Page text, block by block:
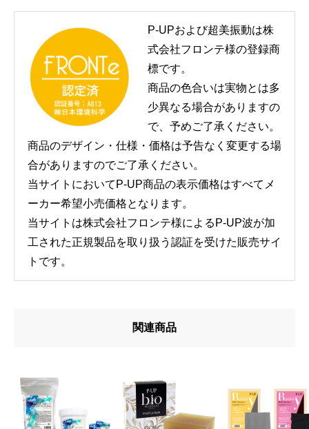
2
8
0
–
6
8
0
P-UPおよび超美振動は株
式会社フロンテ様の登録商
標です。
商品の色合いは実物とは多
少異なる場合がありますの
で、予めご了承ください。
商品のデザイン・仕様・価格は予告なく変更する場
合がありますのでご了承ください。
当サイトにおいてP-UP商品の表示価格はすべてメ
ーカー希望小売価格となります。
当サイトは株式会社フロンテ様によるP-UP波が加
工された正規製品を取り扱う認証を受けた販売サイ
トです。
関連商品